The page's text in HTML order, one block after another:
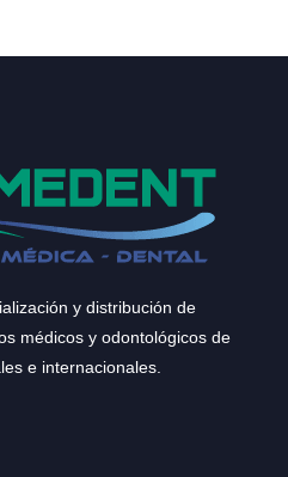
y distribución de
médicos y odontológicos de
e internacionales.